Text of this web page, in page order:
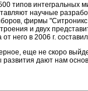
типов
научные
фирмы
и двух
него в 2006 г.
еще не скоро
дают нам